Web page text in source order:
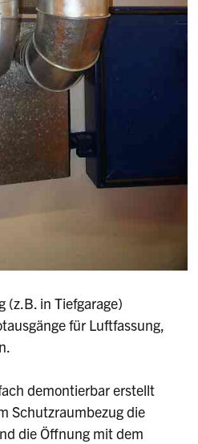
(z.B. in Tiefgarage)
für Luftfassung,
demontierbar erstellt
Schutzraumbezug die
die Öffnung mit dem